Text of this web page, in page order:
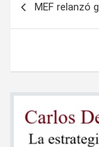
MEF relanzó